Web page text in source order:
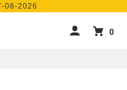
08-2026
0